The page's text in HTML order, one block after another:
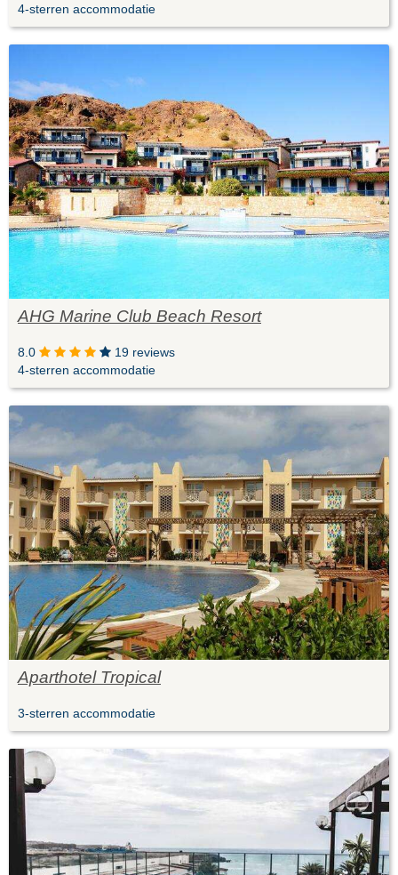
4-sterren accommodatie
AHG Marine Club Beach Resort
8.0
19 reviews
4-sterren accommodatie
Aparthotel Tropical
3-sterren accommodatie